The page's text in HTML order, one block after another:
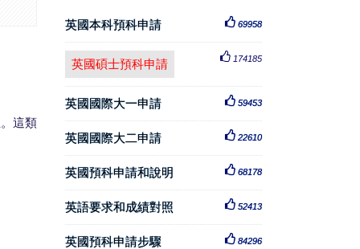
這類
英國本科預科申請 69958
英國碩士預科申請 174185
英國國際大一申請 59453
英國國際大二申請 22610
英國預科申請和說明 68178
英語要求和成績對照 52413
英國預科申請步驟 84296